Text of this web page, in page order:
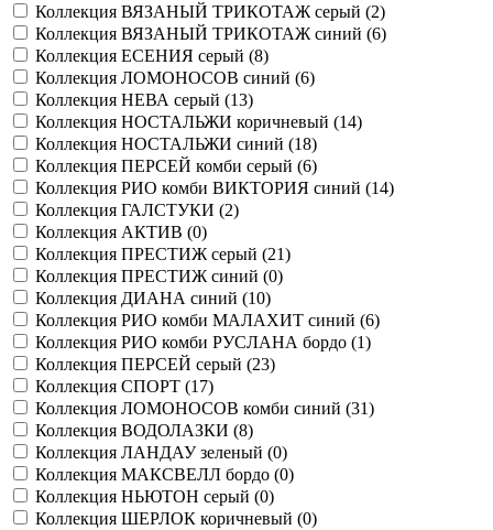
Коллекция ВЯЗАНЫЙ ТРИКОТАЖ серый (2)
Коллекция ВЯЗАНЫЙ ТРИКОТАЖ синий (6)
Коллекция ЕСЕНИЯ серый (8)
Коллекция ЛОМОНОСОВ синий (6)
Коллекция НЕВА серый (13)
Коллекция НОСТАЛЬЖИ коричневый (14)
Коллекция НОСТАЛЬЖИ синий (18)
Коллекция ПЕРСЕЙ комби серый (6)
Коллекция РИО комби ВИКТОРИЯ синий (14)
Коллекция ГАЛСТУКИ (2)
Коллекция АКТИВ (0)
Коллекция ПРЕСТИЖ серый (21)
Коллекция ПРЕСТИЖ синий (0)
Коллекция ДИАНА синий (10)
Коллекция РИО комби МАЛАХИТ синий (6)
Коллекция РИО комби РУСЛАНА бордо (1)
Коллекция ПЕРСЕЙ серый (23)
Коллекция СПОРТ (17)
Коллекция ЛОМОНОСОВ комби синий (31)
Коллекция ВОДОЛАЗКИ (8)
Коллекция ЛАНДАУ зеленый (0)
Коллекция МАКСВЕЛЛ бордо (0)
Коллекция НЬЮТОН серый (0)
Коллекция ШЕРЛОК коричневый (0)